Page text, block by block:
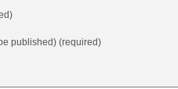
published) (required)